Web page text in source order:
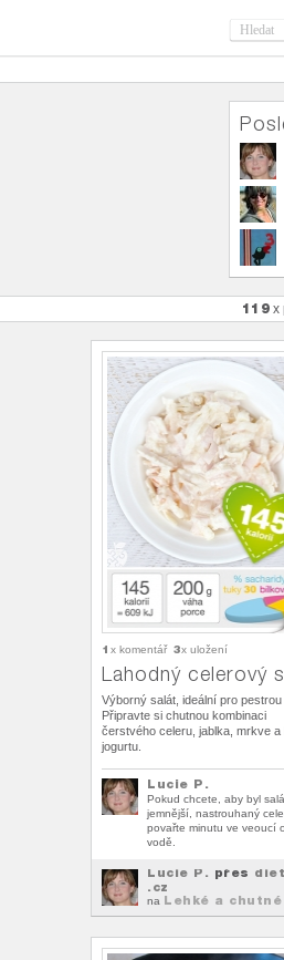
119 x
1 x komentář 3x uložení
Lahodný celerový
Výborný salát, ideální pro pestrou
Připravte si chutnou kombinaci
čerstvého celeru, jablka, mrkve a
jogurtu.
Lucie P.
Pokud chcete, aby byl
jemnější, nastrouhaný
povařte minutu ve veoucí
vodě.
Lucie P. přes
.cz
na Lehké a chutné
svačiny